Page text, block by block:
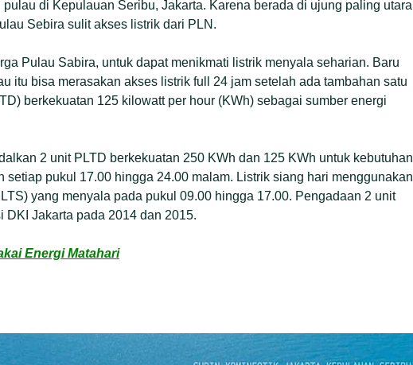
di Kepulauan Seribu, Jakarta. Karena berada di ujung paling utara
Sebira sulit akses listrik dari PLN.
Pulau Sabira, untuk dapat menikmati listrik menyala seharian. Baru
itu bisa merasakan akses listrik full 24 jam setelah ada tambahan satu
berkekuatan 125 kilowatt per hour (KWh) sebagai sumber energi
2 unit PLTD berkekuatan 250 KWh dan 125 KWh untuk kebutuhan
setiap pukul 17.00 hingga 24.00 malam. Listrik siang hari menggunakan
yang menyala pada pukul 09.00 hingga 17.00. Pengadaan 2 unit
DKI Jakarta pada 2014 dan 2015.
Energi Matahari